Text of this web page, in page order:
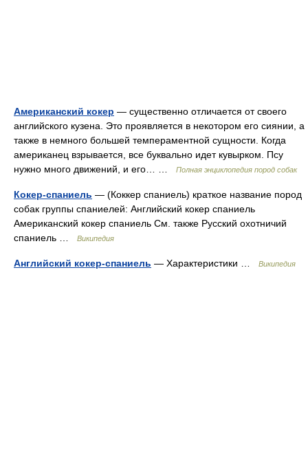
Американский кокер — существенно отличается от своего
английского кузена. Это проявляется в некотором его сиянии, а
также в немного большей темпераментной сущности. Когда
американец взрывается, все буквально идет кувырком. Псу
нужно много движений, и его… …
Полная энциклопедия пород собак
Кокер-спаниель — (Коккер спаниель) краткое название пород
собак группы спаниелей: Английский кокер спаниель
Американский кокер спаниель См. также Русский охотничий
спаниель …
Википедия
Английский кокер-спаниель — Характеристики … Википедия